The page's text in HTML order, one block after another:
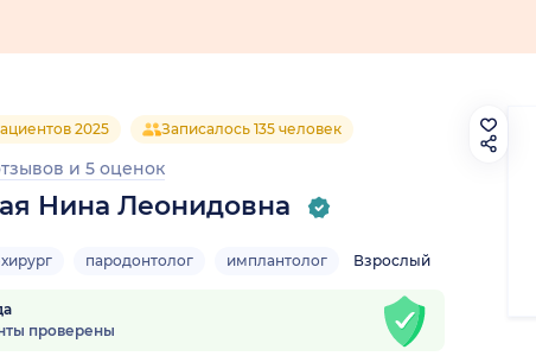
2025 Записалось 135 человек
Нина Леонидовна
и 5 оценок
пародонтолог имплантолог Взрослый
проверены